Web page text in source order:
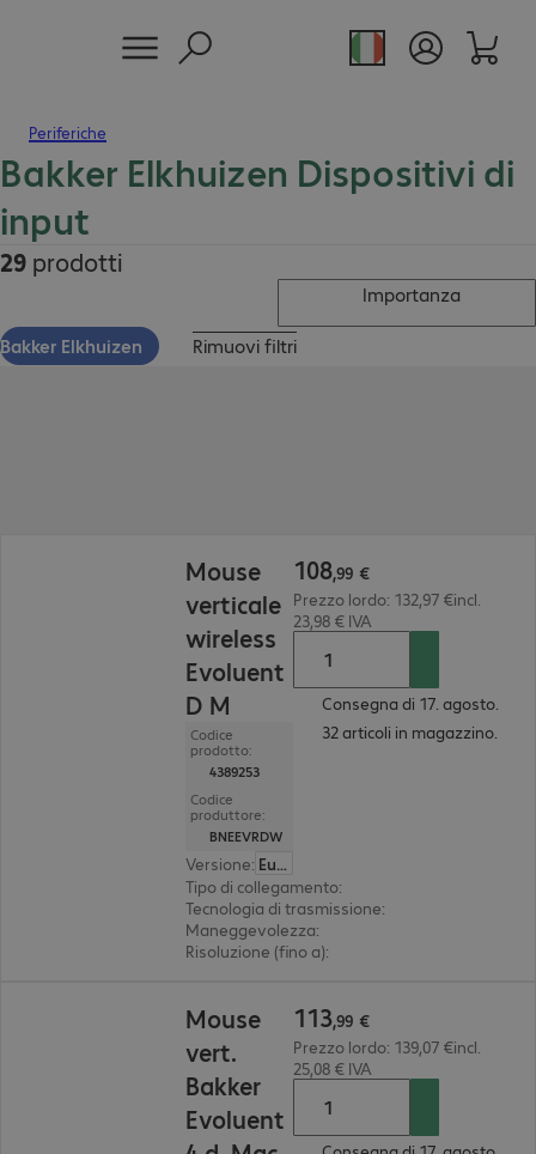
Periferiche
Bakker Elkhuizen Dispositivi di
input
29 prodotti
Importanza
Bakker Elkhuizen Rimuovi filtri
Mouse
verticale
wireless
Evoluent
D M
Codice
prodotto:
4389253
Codice
produttore:
BNEEVRDW
Versione:
Europa
Tipo di collegamento:
Tecnologia di trasmissione:
Maneggevolezza:
Risoluzione (fino a):
108,99 €
Prezzo lordo: 132,97 €incl.
23,98 € IVA
Consegna di 17. agosto.
32 articoli in magazzino.
Mouse
vert.
Bakker
Evoluent
113,99 €
Prezzo lordo: 139,07 €incl.
25,08 € IVA